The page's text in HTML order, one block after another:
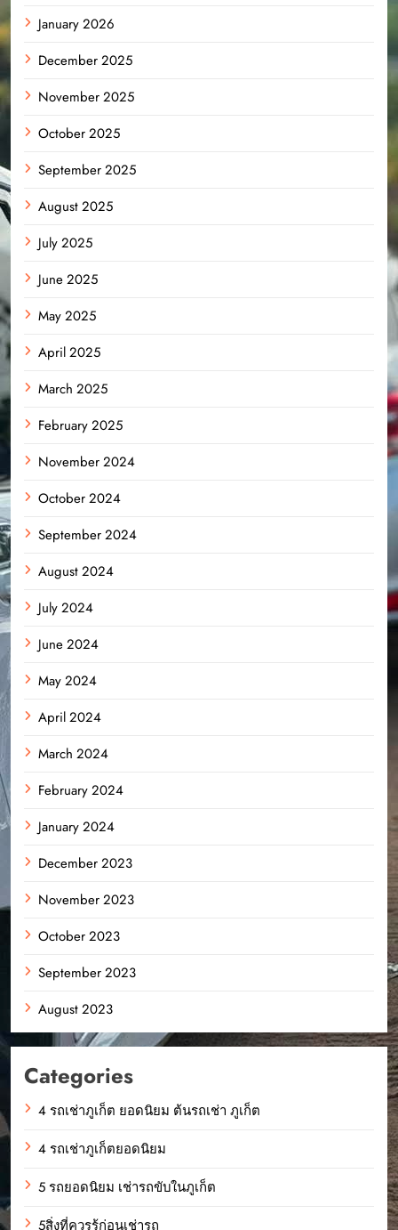
January 2026
December 2025
November 2025
October 2025
September 2025
August 2025
July 2025
June 2025
May 2025
April 2025
March 2025
February 2025
November 2024
October 2024
September 2024
August 2024
July 2024
June 2024
May 2024
April 2024
March 2024
February 2024
January 2024
December 2023
November 2023
October 2023
September 2023
August 2023
Categories
4 รถเช่าภูเก็ต ยอดนิยม ต้นรถเช่า ภูเก็ต
4 รถเช่าภูเก็ตยอดนิยม
5 รถยอดนิยม เช่ารถขับในภูเก็ต
5สิ่งที่ควรรู้ก่อนเช่ารถ